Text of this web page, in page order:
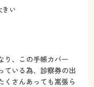
きい
り、この手帳カバー
ている為、診察券の出
くさんあっても嵩張ら